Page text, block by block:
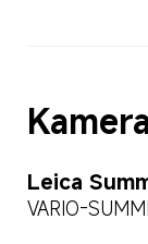
Leica
VARIO-